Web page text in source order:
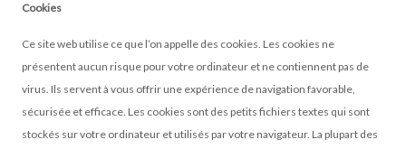
Cookies
Ce site web utilise ce que l’on appelle des cookies. Les cookies ne
présentent aucun risque pour votre ordinateur et ne contiennent pas de
virus. Ils servent à vous offrir une expérience de navigation favorable,
sécurisée et efficace. Les cookies sont des petits fichiers textes qui sont
stockés sur votre ordinateur et utilisés par votre navigateur. La plupart des